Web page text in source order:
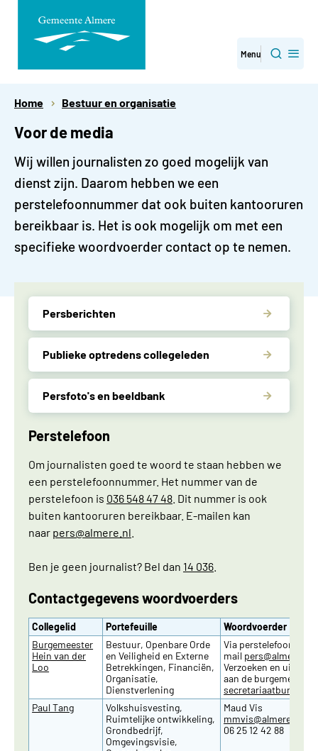
paginainhoud
Menu Zoeken
Home Bestuur en organisatie
Voor de media
Wij willen journalisten zo goed mogelijk van
dienst zijn. Daarom hebben we een
perstelefoonnummer dat ook buiten kantooruren
bereikbaar is. Het is ook mogelijk om met een
specifieke woordvoerder contact op te nemen.
Persberichten
Publieke optredens collegeleden
Persfoto's en beeldbank
Perstelefoon
Om journalisten goed te woord te staan hebben we
een perstelefoonnummer. Het nummer van de
perstelefoon is 036 548 47 48 . Dit nummer is ook
buiten kantooruren bereikbaar. E-mailen kan
naar pers@almere.nl
Ben je geen journalist? Bel dan 14 036
Contactgegevens woordvoerders
Collegelid Portefeuille
Woordvoerder
Burgemeester
Hein van der
Loo
Bestuur, Openbare Orde
en Veiligheid en Externe
Betrekkingen, Financiën,
Organisatie,
Dienstverlening
Via perstelefoon
mail pers@almere.nl
Verzoeken en
aan de burgemeester
Paul Tang
Volkshuisvesting,
Ruimtelijke ontwikkeling,
Grondbedrijf,
Omgevingsvisie,
Maud Vis
mmvis@almere.nl
06 25 12 42 88